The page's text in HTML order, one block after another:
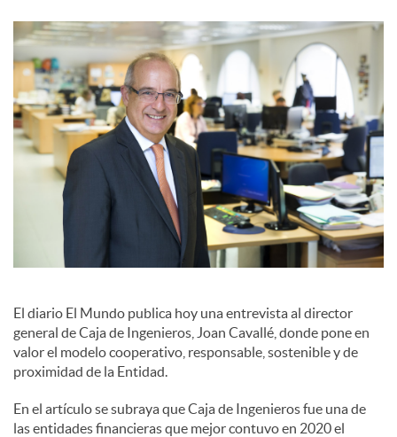
R
e
d
S
o
c
El diario El Mundo publica hoy una entrevista al director
general de Caja de Ingenieros, Joan Cavallé, donde pone en
valor el modelo cooperativo, responsable, sostenible y de
proximidad de la Entidad.
En el artículo se subraya que Caja de Ingenieros fue una de
las entidades financieras que mejor contuvo en 2020 el